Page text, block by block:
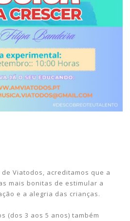
Viatodos, acreditamos que a
mais bonitas de estimular a
e a alegria das crianças.
(dos 3 aos 5 anos) também